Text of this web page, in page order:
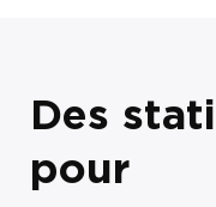
Des
pour